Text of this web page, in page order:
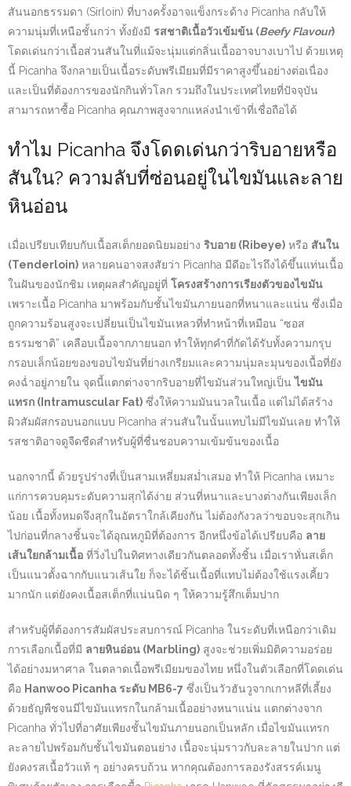
สันนอกธรรมดา (Sirloin) ที่บางครั้งอาจแข็งกระด้าง Picanha กลับให้
ความนุ่มที่เหนือชั้นกว่า ทั้งยังมี รสชาติเนื้อวัวเข้มข้น (Beefy Flavour)
โดดเด่นกว่าเนื้อส่วนสันในที่แม้จะนุ่มแต่กลิ่นเนื้ออาจบางเบาไป ด้วยเหตุ
นี้ Picanha จึงกลายเป็นเนื้อระดับพรีเมียมที่มีราคาสูงขึ้นอย่างต่อเนื่อง
และเป็นที่ต้องการของนักกินทั่วโลก รวมถึงในประเทศไทยที่ปัจจุบัน
สามารถหาซื้อ Picanha คุณภาพสูงจากแหล่งนำเข้าที่เชื่อถือได้
ทำไม Picanha จึงโดดเด่นกว่าริบอายหรือ
สันใน? ความลับที่ซ่อนอยู่ในไขมันและลาย
หินอ่อน
เมื่อเปรียบเทียบกับเนื้อสเต็กยอดนิยมอย่าง ริบอาย (Ribeye) หรือ สันใน
(Tenderloin) หลายคนอาจสงสัยว่า Picanha มีดีอะไรถึงได้ขึ้นแท่นเนื้อ
ในฝันของนักชิม เหตุผลสำคัญอยู่ที่ โครงสร้างการเรียงตัวของไขมัน
เพราะเนื้อ Picanha มาพร้อมกับชั้นไขมันภายนอกที่หนาและแน่น ซึ่งเมื่อ
ถูกความร้อนสูงจะเปลี่ยนเป็นไขมันเหลวที่ทำหน้าที่เหมือน “ซอส
ธรรมชาติ” เคลือบเนื้อจากภายนอก ทำให้ทุกคำที่กัดได้รับทั้งความกรุบ
กรอบเล็กน้อยของขอบไขมันที่ย่างเกรียมและความนุ่มละมุนของเนื้อที่ยัง
คงฉ่ำอยู่ภายใน จุดนี้แตกต่างจากริบอายที่ไขมันส่วนใหญ่เป็นไขมัน
แทรก (Intramuscular Fat) ซึ่งให้ความมันนวลในเนื้อ แต่ไม่ได้สร้าง
ผิวสัมผัสกรอบนอกแบบ Picanha ส่วนสันในนั้นแทบไม่มีไขมันเลย ทำให้
รสชาติอาจดูจืดชืดสำหรับผู้ที่ชื่นชอบความเข้มข้นของเนื้อ
นอกจากนี้ ด้วยรูปร่างที่เป็นสามเหลี่ยมสม่ำเสมอ ทำให้ Picanha เหมาะ
แก่การควบคุมระดับความสุกได้ง่าย ส่วนที่หนาและบางต่างกันเพียงเล็ก
น้อย เนื้อทั้งหมดจึงสุกในอัตราใกล้เคียงกัน ไม่ต้องกังวลว่าขอบจะสุกเกิน
ไปก่อนที่กลางชิ้นจะได้อุณหภูมิที่ต้องการ อีกหนึ่งข้อได้เปรียบคือ ลาย
เส้นใยกล้ามเนื้อ ที่วิ่งไปในทิศทางเดียวกันตลอดทั้งชิ้น เมื่อเราหั่นสเต็ก
เป็นแนวตั้งฉากกับแนวเส้นใย ก็จะได้ชิ้นเนื้อที่แทบไม่ต้องใช้แรงเคี้ยว
มากนัก แต่ยังคงเนื้อสเต็กที่แน่นนิด ๆ ให้ความรู้สึกเต็มปาก
สำหรับผู้ที่ต้องการสัมผัสประสบการณ์ Picanha ในระดับที่เหนือกว่าเดิม
การเลือกเนื้อที่มี ลายหินอ่อน (Marbling) สูงจะช่วยเพิ่มมิติความอร่อย
ได้อย่างมหาศาล ในตลาดเนื้อพรีเมียมของไทย หนึ่งในตัวเลือกที่โดดเด่น
คือ Hanwoo Picanha ระดับ MB6-7 ซึ่งเป็นวัวฮันวูจากเกาหลีที่เลี้ยง
ด้วยธัญพืชจนมีไขมันแทรกในกล้ามเนื้ออย่างหนาแน่น แตกต่างจาก
Picanha ทั่วไปที่อาศัยเพียงชั้นไขมันภายนอกเป็นหลัก เมื่อไขมันแทรก
ละลายไปพร้อมกับชั้นไขมันตอนย่าง เนื้อจะนุ่มราวกับละลายในปาก แต่
ยังคงรสเนื้อวัวแท้ ๆ อย่างครบถ้วน หากคุณต้องการลองรังสรรค์เมนู